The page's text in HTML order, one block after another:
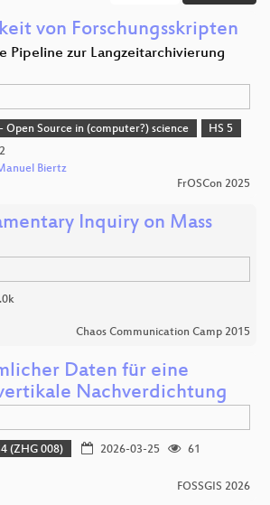
von Forschungsskripten
Pipeline zur Langzeitarchivierung
Open Source in (computer?) science
HS 5
Biertz
FrOSCon 2025
Inquiry on Mass
Chaos Communication Camp 2015
Daten für eine
Nachverdichtung
(ZHG 008) 2026-03-25
61
FOSSGIS 2026